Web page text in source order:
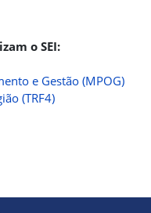
o SEI:
e Gestão (MPOG)
(TRF4)